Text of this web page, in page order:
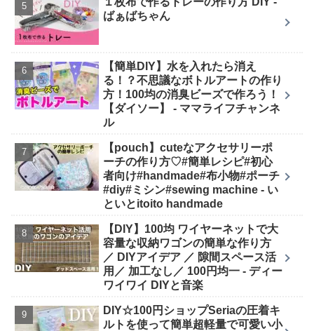
ばぁばちゃん
【簡単DIY】水を入れたら消え
る！？不思議なボトルアートの作り
方！100均の消臭ビーズで作ろう！
【ダイソー】 - ママライフチャンネ
ル
【pouch】cuteなアクセサリーポ
ーチの作り方♡#簡単レシピ#初心
者向け#handmade#布小物#ポーチ
#diy#ミシン#sewing machine - い
といとitoito handmade
【DIY】100均 ワイヤーネットで大
容量な収納ワゴンの簡単な作り方
／ DIYアイデア ／ 隙間スペース活
用／ 加工なし／ 100円均一 - ディー
ワイワイ DIYと音楽
DIY☆100円ショップSeriaの圧着キ
ルトを使って簡単超軽量で可愛い小